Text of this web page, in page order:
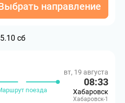
направление
сб
поезда
вт, 19 августа
08:33
Хабаровск
Хабаровск-1